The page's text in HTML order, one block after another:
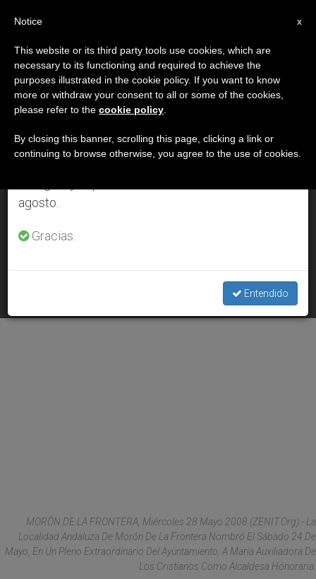
DÍA
Mayo 28th, 2008
ÚLTIMAS NOTICIAS
España: María Auxiliadora, Alcaldesa Honoraria de Morón de
MAY 28, 2008 00:00
MORÓN DE LA FRONTERA, Miércoles 28 Mayo 2008 (ZENIT.org).- La
Localidad Andaluza De Morón De La Frontera Nombró El Sábado 24 De
Mayo, En Un Pleno Extraordinario Del Ayuntamiento, A María Auxiliadora De
Los Cristianos Como Alcaldesa Honoraria.
×
Aviso importante
Del 27 de julio al 7 de agosto haremos la pausa
anual, aprovechando que en el periodo de verano
se generan menos informaciones y también el
agosto.
Gracias.
Entendido
x
Notice
This website or its third party tools use cookies, which are
necessary to its functioning and required to achieve the
purposes illustrated in the cookie policy. If you want to know
more or withdraw your consent to all or some of the cookies,
please refer to the cookie policy
By closing this banner, scrolling this page, clicking a link or
continuing to browse otherwise, you agree to the use of cookies.